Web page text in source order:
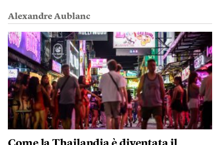
Alexandre Aublanc